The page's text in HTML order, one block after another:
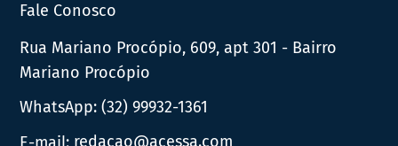
Fale Conosco
Rua Mariano Procópio, 609, apt 301 - Bairro
Mariano Procópio
WhatsApp:(32) 99932-1361
E-mail: redacao@acessa.com